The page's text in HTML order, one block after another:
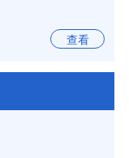
查看